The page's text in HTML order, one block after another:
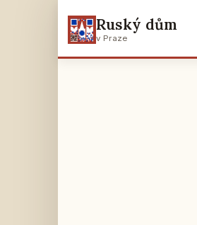
Ruský dům
v Praze